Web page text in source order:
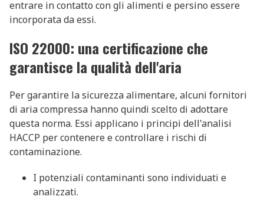
entrare in contatto con gli alimenti e persino essere
incorporata da essi.
ISO 22000: una certificazione che
garantisce la qualità dell'aria
Per garantire la sicurezza alimentare, alcuni fornitori
di aria compressa hanno quindi scelto di adottare
questa norma. Essi applicano i principi dell'analisi
HACCP per contenere e controllare i rischi di
contaminazione.
I potenziali contaminanti sono individuati e
analizzati.